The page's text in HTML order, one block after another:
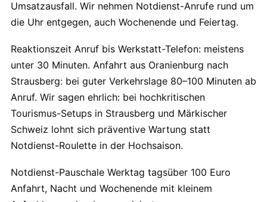
Umsatzausfall. Wir nehmen Notdienst-Anrufe rund um
die Uhr entgegen, auch Wochenende und Feiertag.
Reaktionszeit Anruf bis Werkstatt-Telefon: meistens
unter 30 Minuten. Anfahrt aus Oranienburg nach
Strausberg: bei guter Verkehrslage 80–100 Minuten ab
Anruf. Wir sagen ehrlich: bei hochkritischen
Tourismus-Setups in Strausberg und Märkischer
Schweiz lohnt sich präventive Wartung statt
Notdienst-Roulette in der Hochsaison.
Notdienst-Pauschale Werktag tagsüber 100 Euro
Anfahrt, Nacht und Wochenende mit kleinem